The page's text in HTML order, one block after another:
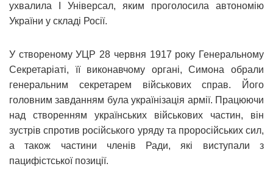
ухвалила І Універсал, яким проголосила автономію
України у складі Росії.
У створеному УЦР 28 червня 1917 року Генеральному
Секретаріаті, її виконавчому органі, Симона обрали
генеральним секретарем військових справ. Його
головним завданням була українізація армії. Працюючи
над створенням українських військових частин, він
зустрів спротив російського уряду та проросійських сил,
а також частини членів Ради, які виступали з
пацифістської позиції.